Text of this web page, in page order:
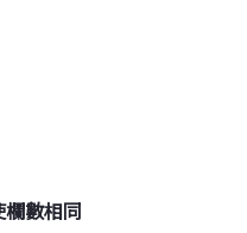
欄數相同